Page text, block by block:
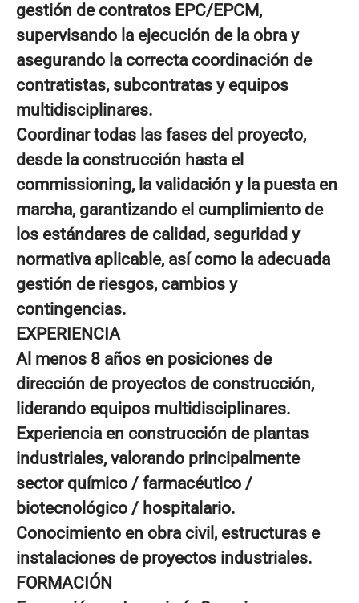
gestión de contratos EPC/EPCM,
supervisando la ejecución de la obra y
asegurando la correcta coordinación de
contratistas, subcontratas y equipos
multidisciplinares.
Coordinar todas las fases del proyecto,
desde la construcción hasta el
commissioning, la validación y la puesta en
marcha, garantizando el cumplimiento de
los estándares de calidad, seguridad y
normativa aplicable, así como la adecuada
gestión de riesgos, cambios y
contingencias.
EXPERIENCIA
Al menos 8 años en posiciones de
dirección de proyectos de construcción,
liderando equipos multidisciplinares.
Experiencia en construcción de plantas
industriales, valorando principalmente
sector químico / farmacéutico /
biotecnológico / hospitalario.
Conocimiento en obra civil, estructuras e
instalaciones de proyectos industriales.
FORMACIÓN